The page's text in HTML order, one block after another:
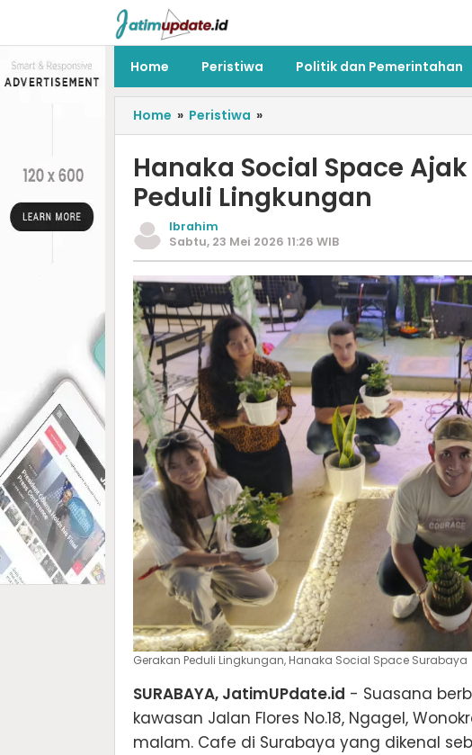
Home Peristiwa Politik dan Pemerintahan
Home » Peristiwa »
Hanaka Social Space
Peduli Lingkungan
Ibrahim
Sabtu, 23 Mei 2026 11:26 WIB
Gerakan Peduli Lingkungan, Hanaka Social Space Surabaya
SURABAYA, JatimUPdate.id - Suasana
kawasan Jalan Flores No.18, Ngagel,
malam. Cafe di Surabaya yang dikenal